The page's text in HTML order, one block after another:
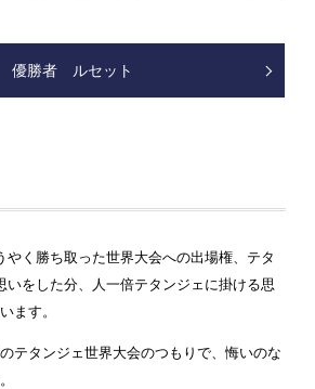
優勝者 ルセット
やく勝ち取った世界大会への出場権、テタ
いをした分、人一倍テタンジェに掛ける思
ます。
テタンジェ世界大会のつもりで、悔いのな